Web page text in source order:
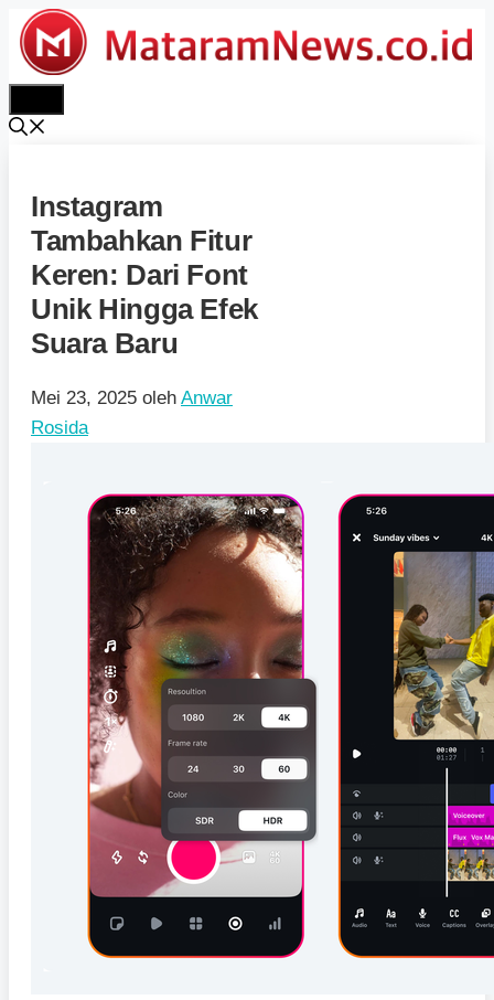
Langsung
ke
isi
Instagram
Tambahkan Fitur
Keren: Dari Font
Unik Hingga Efek
Suara Baru
Mei 23, 2025 oleh Anwar
Rosida